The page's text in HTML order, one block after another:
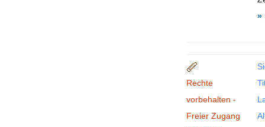
»
Rechte
vorbehalten -
Freier Zugang